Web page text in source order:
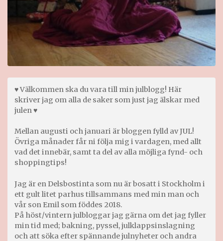
♥ Välkommen ska du vara till min julblogg! Här
skriver jag om alla de saker som just jag älskar med
julen ♥
Mellan augusti och januari är bloggen fylld av JUL!
Övriga månader får ni följa mig i vardagen, med allt
vad det innebär, samt ta del av alla möjliga fynd- och
shoppingtips!
Jag är en Delsbostinta som nu är bosatt i Stockholm i
ett gult litet parhus tillsammans med min man och
vår son Emil som föddes 2018.
På höst/vintern julbloggar jag gärna om det jag fyller
min tid med; bakning, pyssel, julklappsinslagning
och att söka efter spännande julnyheter och andra